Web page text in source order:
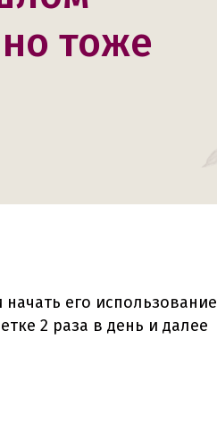
тоже
его использование
2 раза в день и далее